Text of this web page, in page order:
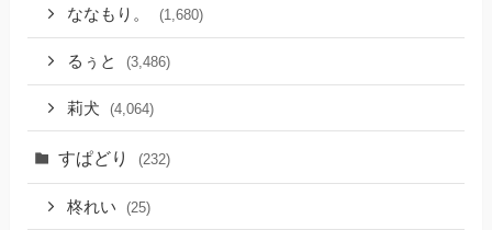
ななもり。 (1,680)
るぅと (3,486)
莉犬 (4,064)
すぱどり (232)
柊れい (25)